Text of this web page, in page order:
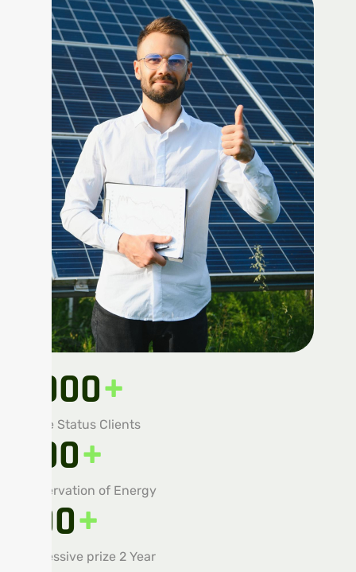
1,000+
Active Status Clients
800+
Conservation of Energy
700+
Successive prize 2 Year